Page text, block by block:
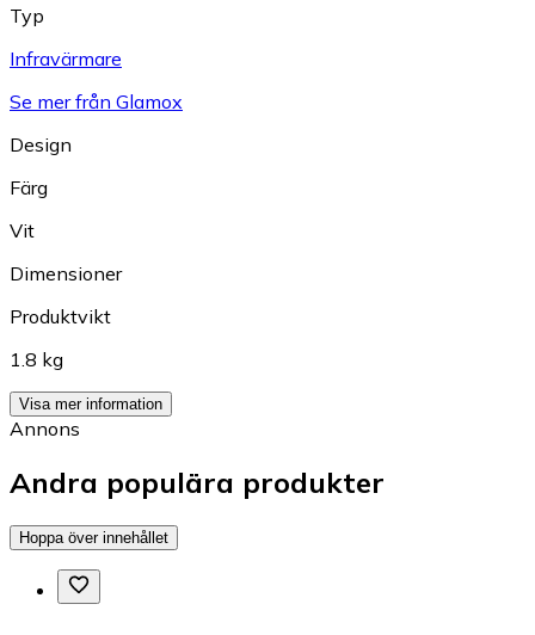
Typ
Infravärmare
Se mer från Glamox
Design
Färg
Vit
Dimensioner
Produktvikt
1.8 kg
Visa mer information
Annons
Andra populära produkter
Hoppa över innehållet